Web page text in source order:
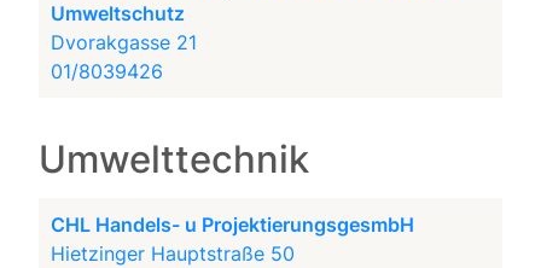
Umweltschutz
Dvorakgasse 21
01/8039426
Umwelttechnik
CHL Handels- u ProjektierungsgesmbH
Hietzinger Hauptstraße 50